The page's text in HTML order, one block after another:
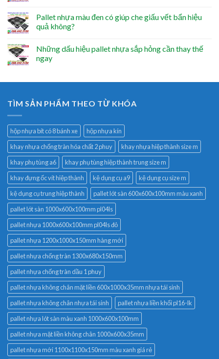
Pallet nhựa màu đen có giúp che giấu vết bẩn hiệu
quả không?
Những dấu hiệu pallet nhựa sắp hỏng cần thay thế
ngay
TÌM SẢN PHẨM THEO TỪ KHÓA
hộp nhựa bít có 8 bánh xe
hộp nhựa kín
khay nhựa chống tràn hóa chất 2 phuy
khay nhựa hiệp thành size m
khay phụ tùng a6
khay phụ tùng hiệp thành trung size m
khay đựng ốc vít hiệp thành
kệ dụng cụ a9
kệ dụng cụ size m
kệ dụng cụ trung hiệp thành
pallet lót sàn 600x600x100mm màu xanh
pallet lót sàn 1000x600x100mm pl04ls
pallet nhựa 1000x600x100mm pl04ls đỏ
pallet nhựa 1200x1000x150mm hàng mới
pallet nhựa chống tràn 1300x680x150mm
pallet nhựa chống tràn dầu 1 phuy
pallet nhựa không chân mặt liền 600x1000x35mm nhựa tái sinh
pallet nhựa không chân nhựa tái sinh
pallet nhựa liền khối pl16-lk
pallet nhựa lót sàn màu xanh 1000x600x100mm
pallet nhựa mặt liền không chân 1000x600x35mm
pallet nhựa mới 1100x1100x150mm màu xanh giá rẻ